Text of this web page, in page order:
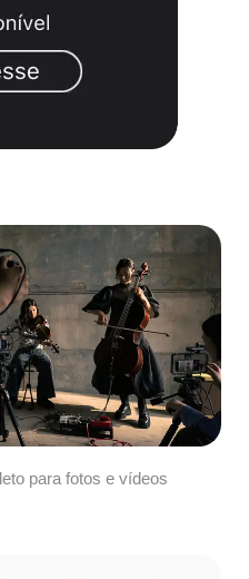
para fotos e vídeos